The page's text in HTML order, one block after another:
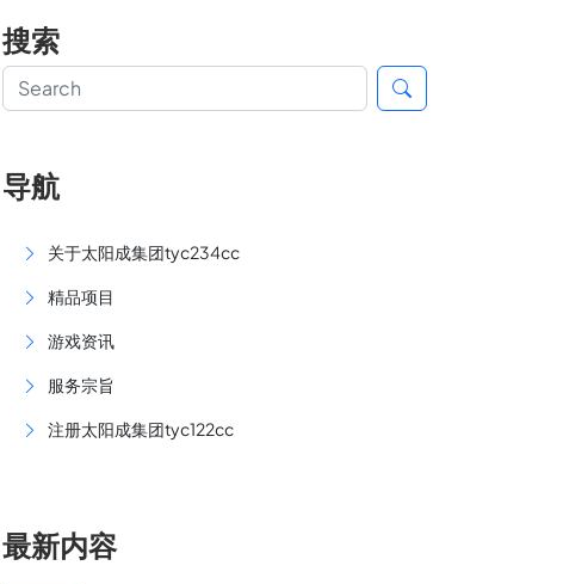
搜索
导航
关于太阳成集团tyc234cc
精品项目
游戏资讯
服务宗旨
注册太阳成集团tyc122cc
最新内容